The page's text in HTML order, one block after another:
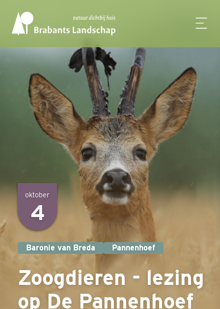
oktober
4
Baronie van Breda Pannenhoef
Zoogdieren - lezing
op De Pannenhoef